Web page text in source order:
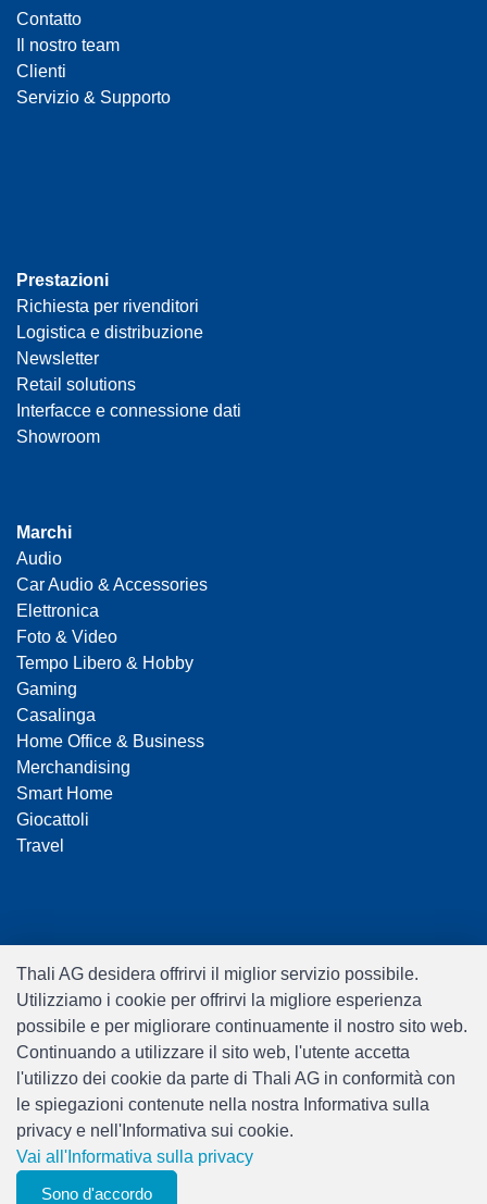
Contatto
Il nostro team
Clienti
Servizio & Supporto
Prestazioni
Richiesta per rivenditori
Logistica e distribuzione
Newsletter
Retail solutions
Interfacce e connessione dati
Showroom
Marchi
Audio
Car Audio & Accessories
Elettronica
Foto & Video
Tempo Libero & Hobby
Gaming
Casalinga
Home Office & Business
Merchandising
Smart Home
Giocattoli
Travel
Software:Rent-a-Shop.ch
Thali AG desidera offrirvi il miglior servizio possibile.
Utilizziamo i cookie per offrirvi la migliore esperienza
possibile e per migliorare continuamente il nostro sito web.
Continuando a utilizzare il sito web, l'utente accetta
l'utilizzo dei cookie da parte di Thali AG in conformità con
le spiegazioni contenute nella nostra Informativa sulla
privacy e nell'Informativa sui cookie.
Vai all'Informativa sulla privacy
Sono d'accordo